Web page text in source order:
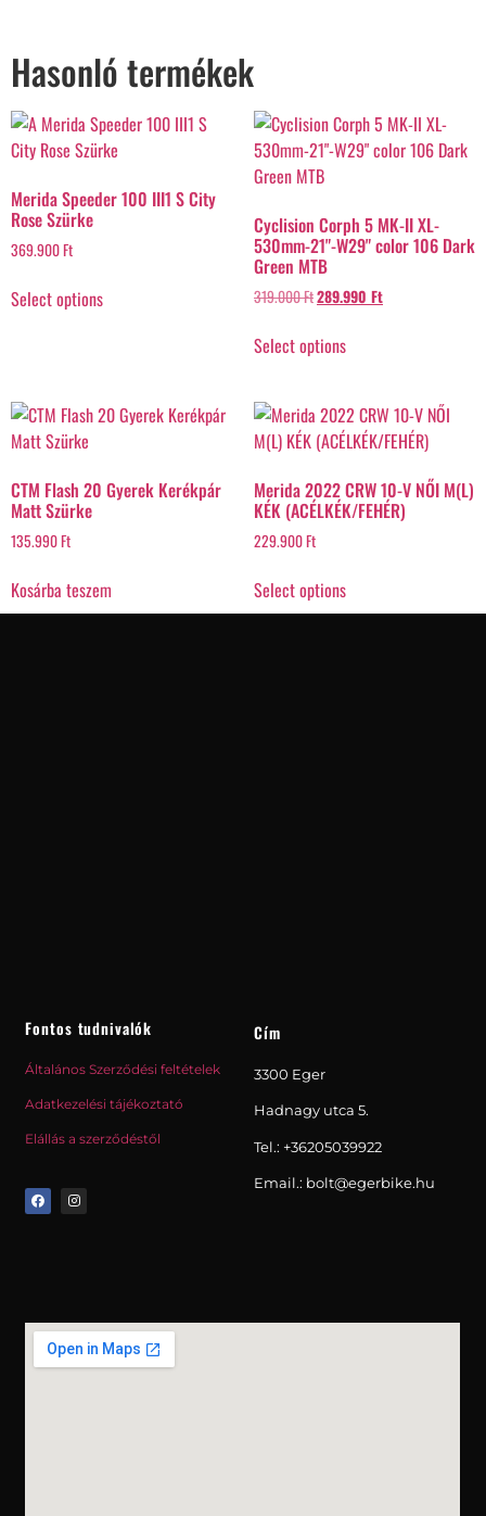
Hasonló termékek
Merida Speeder 100 III1 S City
Rose Szürke
369.900Ft
Select options
Cyclision Corph 5 MK-II XL-
530mm-21"-W29" color 106 Dark
Green MTB
319.000Ft289.990 Ft
Select options
CTM Flash 20 Gyerek Kerékpár
Matt Szürke
135.990Ft
Kosárba teszem
Merida 2022 CRW 10-V NŐI M(L)
KÉK (ACÉLKÉK/FEHÉR)
229.900Ft
Select options
Fontos tudnivalók
Általános Szerződési feltételek
Adatkezelési tájékoztató
Elállás a szerződéstől
Cím
3300 Eger
Hadnagy utca 5.
Tel.: +36205039922
Email.: bolt@egerbike.hu